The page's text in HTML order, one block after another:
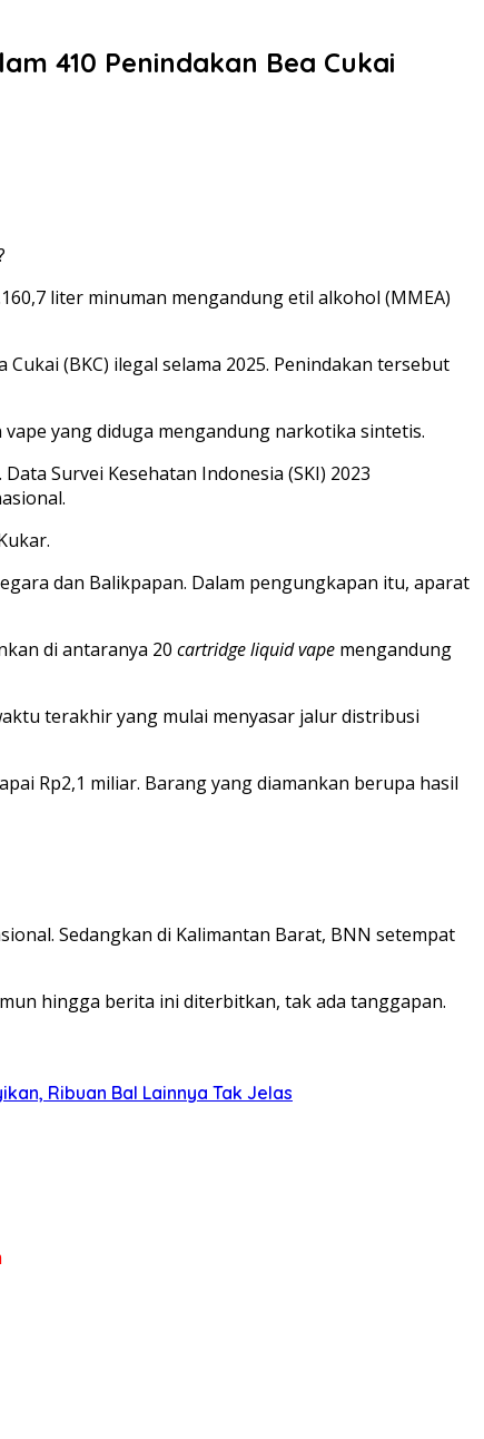
410 Penindakan Bea Cukai
liter minuman mengandung etil alkohol (MMEA)
(BKC) ilegal selama 2025. Penindakan tersebut
vape yang diduga mengandung narkotika sintetis.
Survei Kesehatan Indonesia (SKI) 2023
dan Balikpapan. Dalam pengungkapan itu, aparat
di antaranya 20 cartridge liquid vape mengandung
terakhir yang mulai menyasar jalur distribusi
Rp2,1 miliar. Barang yang diamankan berupa hasil
Sedangkan di Kalimantan Barat, BNN setempat
hingga berita ini diterbitkan, tak ada tanggapan.
Ribuan Bal Lainnya Tak Jelas